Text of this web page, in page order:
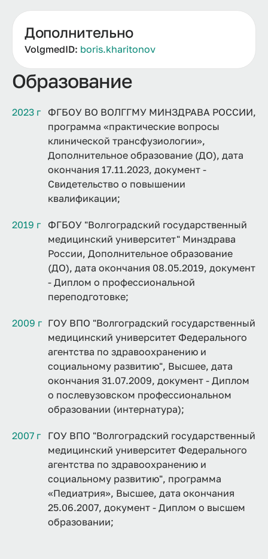
Образование
2023 г
ФГБОУ ВО ВОЛГГМУ МИНЗДРАВА РОССИИ,
программа «практические вопросы
клинической трансфузиологии»,
Дополнительное образование (ДО), дата
окончания 17.11.2023, документ -
Свидетельство о повышении
квалификации;
2019 г
ФГБОУ "Волгоградский государственный
медицинский университет" Минздрава
России, Дополнительное образование
(ДО), дата окончания 08.05.2019, документ
- Диплом о профессиональной
переподготовке;
2009 г ГОУ ВПО "Волгоградский государственный
медицинский университет Федерального
агентства по здравоохранению и
социальному развитию", Высшее, дата
окончания 31.07.2009, документ - Диплом
о послевузовском профессиональном
образовании (интернатура);
2007 г
ГОУ ВПО "Волгоградский государственный
медицинский университет Федерального
агентства по здравоохранению и
социальному развитию", программа
«Педиатрия», Высшее, дата окончания
25.06.2007, документ - Диплом о высшем
образовании;
Дополнительно
VolgmedID: boris.kharitonov